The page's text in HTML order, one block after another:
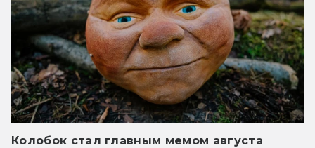
Колобок стал главным мемом августа